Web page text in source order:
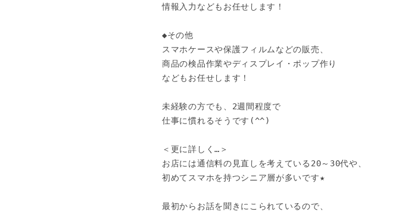
情報入力などもお任せします！
◆その他
スマホケースや保護フィルムなどの販売、
商品の検品作業やディスプレイ・ポップ作り
などもお任せします！
未経験の方でも、2週間程度で
仕事に慣れるそうです(^^)
＜更に詳しく…＞
お店には通信料の見直しを考えている20～30代や、
初めてスマホを持つシニア層が多いです★
最初からお話を聞きにこられているので、